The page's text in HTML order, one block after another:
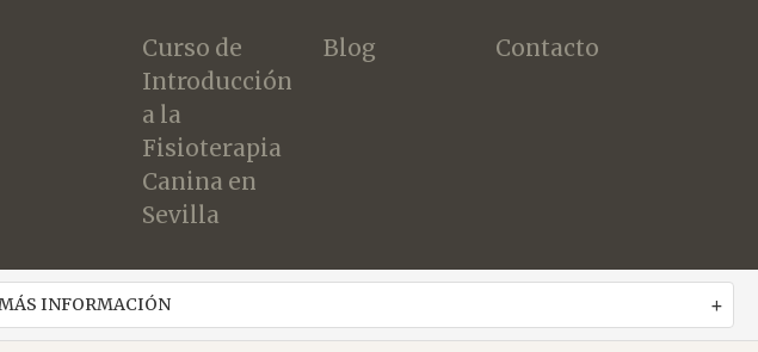
Curso de
Introducción
a la
Fisioterapia
Canina en
Sevilla
Blog Contacto
INFORMACIÓN